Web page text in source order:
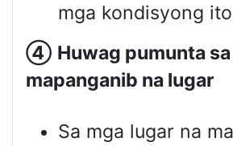
mga kondisyong
④ Huwag pumunta
mapanganib na lugar
Sa mga lugar na